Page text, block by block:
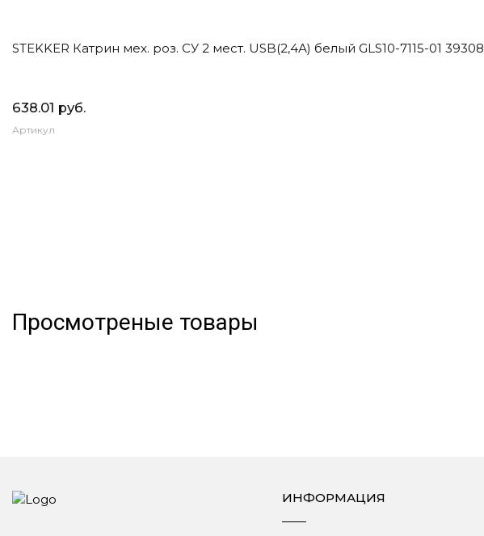
STEKKER Катрин мех. роз. СУ 2 мест. USB(2,4А) белый GLS10-7115-01 39308
638.01 руб.
Артикул
Просмотреные товары
ИНФОРМАЦИЯ